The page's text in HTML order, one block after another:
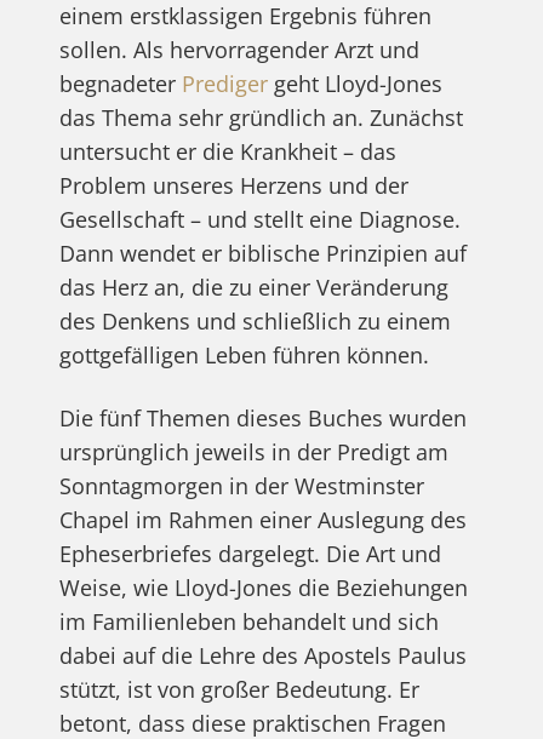
einem erstklassigen Ergebnis führen
sollen. Als hervorragender Arzt und
begnadeter Predigergeht Lloyd-Jones
das Thema sehr gründlich an. Zunächst
untersucht er die Krankheit – das
Problem unseres Herzens und der
Gesellschaft – und stellt eine Diagnose.
Dann wendet er biblische Prinzipien auf
das Herz an, die zu einer Veränderung
des Denkens und schließlich zu einem
gottgefälligen Leben führen können.
Die fünf Themen dieses Buches wurden
ursprünglich jeweils in der Predigt am
Sonntagmorgen in der Westminster
Chapel im Rahmen einer Auslegung des
Epheserbriefes dargelegt. Die Art und
Weise, wie Lloyd-Jones die Beziehungen
im Familienleben behandelt und sich
dabei auf die Lehre des Apostels Paulus
stützt, ist von großer Bedeutung. Er
betont, dass diese praktischen Fragen